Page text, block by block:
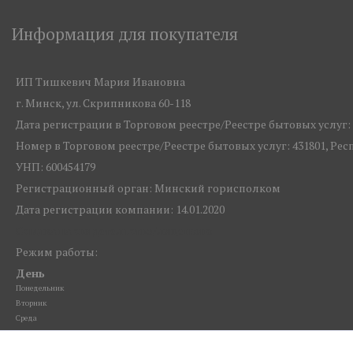
Информация для покупателя
ИП Тишкевич Мария Ивановна
г. Минск, ул. Скрипникова 60-118
Дата регистрации в Торговом реестре/Реестре бытовых услуг:
Номер в Торговом реестре/Реестре бытовых услуг: 431801,
УНП: 600454179
Регистрационный орган: Минский горисполком
Дата регистрации компании: 14.01.2020
Режим работы:
День
Понедельник
Вторник
Среда
Четверг